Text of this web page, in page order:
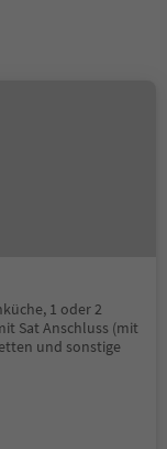
1 oder 2
Sat Anschluss (mit
und sonstige